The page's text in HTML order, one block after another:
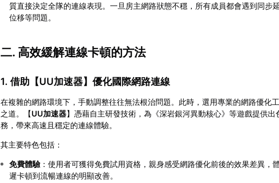
質直接決定全隊的連線表現。一旦房主網路狀態不穩，所有成員都會遇到同步
位移等問題。
二. 高效緩解連線卡頓的方法
1. 借助【UU加速器】優化國際網路連線
在複雜的網路環境下，手動調整往往無法根治問題。此時，選用專業的網路優化
之道。【UU加速器】憑藉自主研發技術，為《深岩銀河異動核心》等遊戲提供出
務，帶來高速且穩定的連線體驗。
其主要特色包括：
免費體驗：使用者可獲得免費試用資格，親身感受網路優化前後的效果差異，
遲卡頓到流暢連線的明顯改善。